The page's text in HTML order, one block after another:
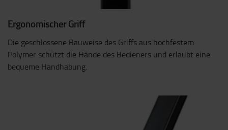
Ergonomischer Griff
Die geschlossene Bauweise des Griffs aus hochfestem
Polymer schützt die Hände des Bedieners und erlaubt eine
bequeme Handhabung.